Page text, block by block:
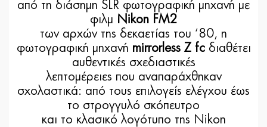
από τη διάσημη SLR φωτογραφική μηχανή με
φιλμ Nikon FM2
των αρχών της δεκαετίας του ‘80, η
φωτογραφική μηχανή mirrorless Z fcδιαθέτει
αυθεντικές σχεδιαστικές
λεπτομέρειες που αναπαράχθηκαν
σχολαστικά: από τους επιλογείς ελέγχου έως
το στρογγυλό σκόπευτρο
και το κλασικό λογότυπο της Nikon